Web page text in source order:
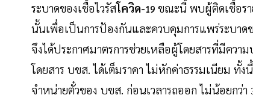
ระบาดของเชื้อไวรัสโควิด-19 ขณะนี้ พบผู้ติดเชื้อรา
นั้นเพื่อเป็นการป้องกันและควบคุมการแพร่ระบาด
จึงได้ประกาศมาตรการช่วยเหลือผู้โดยสารที่มีความ
โดยสาร บขส. ได้เต็มราคา ไม่หักค่าธรรมเนียม ทั้ง
จำหน่ายตั๋วของ บขส. ก่อนเวลารถออก ไม่น้อยกว่า